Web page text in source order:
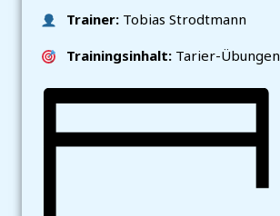
Trainer: Tobias Strodtmann
Trainingsinhalt: Tarier-Übungen